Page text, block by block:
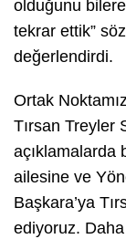
olduğunu
tekrar ettik”
değerlendirdi.
Ortak
Tırsan Treyler
açıklamalarda
ailesine ve
Başkara’ya
ediyoruz. Daha